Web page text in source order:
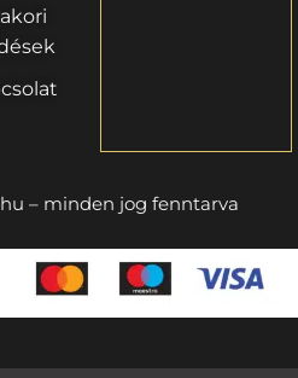
– minden jog fenntarva